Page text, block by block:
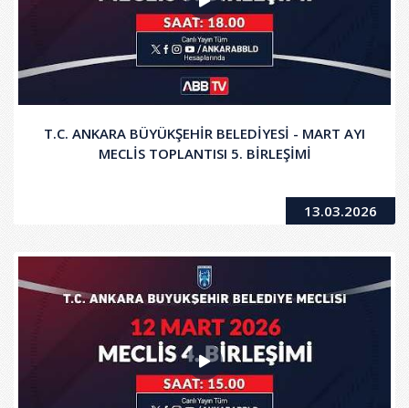
T.C. ANKARA BÜYÜKŞEHİR BELEDİYESİ - MART AYI
MECLİS TOPLANTISI 5. BİRLEŞİMİ
13.03.2026